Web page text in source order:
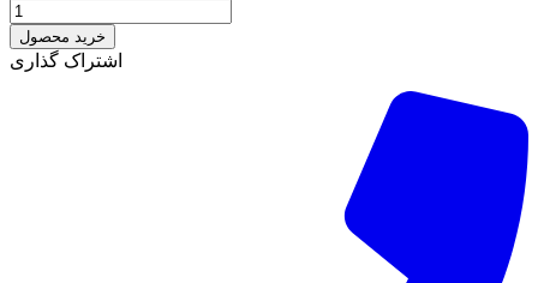
خرید محصول
اشتراک گذاری